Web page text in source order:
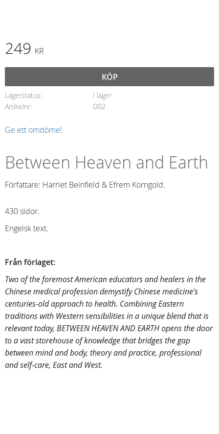
249 KR
KÖP
Lagerstatus
I lager
Artikelnr
D02
Ge ett omdöme!
Between Heaven and Earth
Författare: Harriet Beinfield & Efrem Korngold.
430 sidor.
Engelsk text.
Från förlaget:
Two of the foremost American educators and healers in the
Chinese medical profession demystify Chinese medicine's
centuries-old approach to health. Combining Eastern
traditions with Western sensibilities in a unique blend that is
relevant today, BETWEEN HEAVEN AND EARTH opens the door
to a vast storehouse of knowledge that bridges the gap
between mind and body, theory and practice, professional
and self-care, East and West.